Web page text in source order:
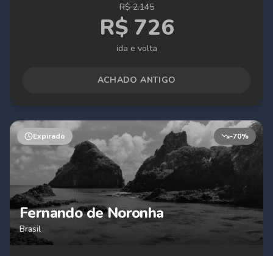
R$2.145
R$ 726
ida e volta
ACHADO ANTIGO
Expirado -70%
Fernando de Noronha
Brasil